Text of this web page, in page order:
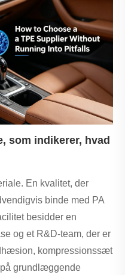
som indikerer, hvad
En kvalitet, der
binde med PA
besidder en
og et R&D-team, der er
kompressionssæt
grundlæggende